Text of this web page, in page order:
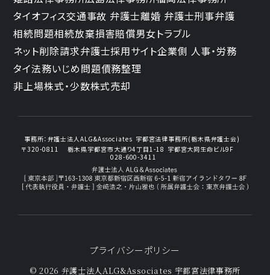
タイオフィス交通事故 弁護士離婚 弁護士刑事弁護
相続問題相続放棄損害賠償男女トラブル
ネット削除請求弁護士採用サイト企業側 人事・労務
タイ法務いじめ問題債務整理
非上場株式・少数株式売却
事務所： 弁護士法人ALG&Associates 宇都宮法律事務所(栃木県弁護士会)
〒320-0811
栃木県宇都宮市大通り4丁目1-18 宇都宮大同生命ビル9F
028-600-3411
プライバシーポリシー
© 2026 弁護士法人ALG&Associates 宇都宮法律事務所